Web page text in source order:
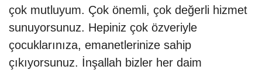
çok mutluyum. Çok önemli, çok değerli hizmet
sunuyorsunuz. Hepiniz çok özveriyle
çocuklarınıza, emanetlerinize sahip
çıkıyorsunuz. İnşallah bizler her daim